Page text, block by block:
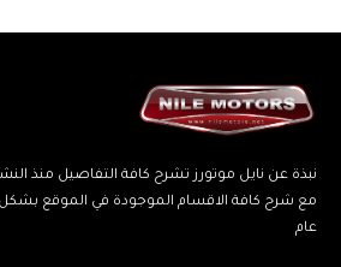
نبذة عن نايل موتورز تشرح كافة التفاصيل منذ
مع شرح كافة الاقسام الموجودة في الموقع بشكل
عام